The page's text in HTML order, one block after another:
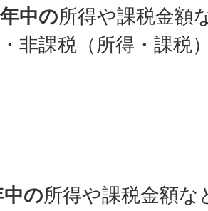
中の所得や課税金額
非課税（所得・課税
の所得や課税金額